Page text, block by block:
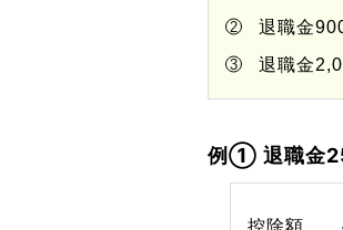
退職金
退職金
例① 退職金
控除額